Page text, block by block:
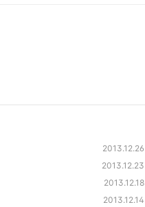
2013.12.26
2013.12.23
2013.12.18
2013.12.14